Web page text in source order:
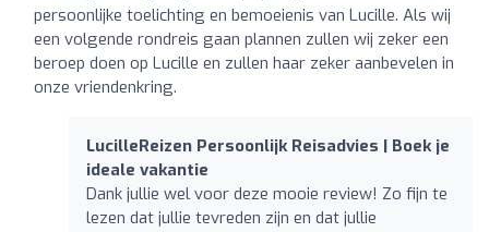
persoonlijke toelichting en bemoeienis van Lucille. Als wij
een volgende rondreis gaan plannen zullen wij zeker een
beroep doen op Lucille en zullen haar zeker aanbevelen in
onze vriendenkring.
LucilleReizen Persoonlijk Reisadvies | Boek je
ideale vakantie
Dank jullie wel voor deze mooie review! Zo fijn te
lezen dat jullie tevreden zijn en dat jullie